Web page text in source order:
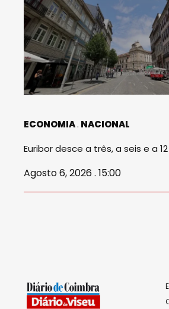
ECONOMIA NACIONAL
Euribor desce a três, a seis e a
Agosto 6, 2026 . 15:00